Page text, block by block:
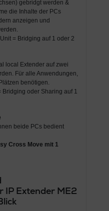
gebridgt werden &
die Inhalte der PCs
anzeigen und
= Bridging auf 1 oder 2
local Extender auf zwei
Für alle Anwendungen,
benötigen.
Bridging oder Sharing auf 1
beide PCs bedient
Cross Move mit 1
IP Extender ME2